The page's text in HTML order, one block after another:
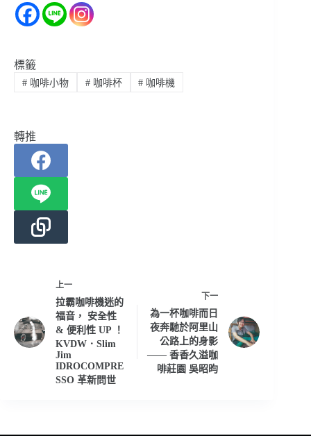
標籤
#咖啡小物 #咖啡杯 # 咖啡機
轉推
上一
拉霸咖啡機迷的
福音， 安全性
& 便利性 UP ！
KVDW．Slim
Jim
IDROCOMPRE
SSO 革新問世
下一
為一杯咖啡而日
夜奔馳於阿里山
公路上的身影
—— 香香久溢咖
啡莊園 吳昭昀